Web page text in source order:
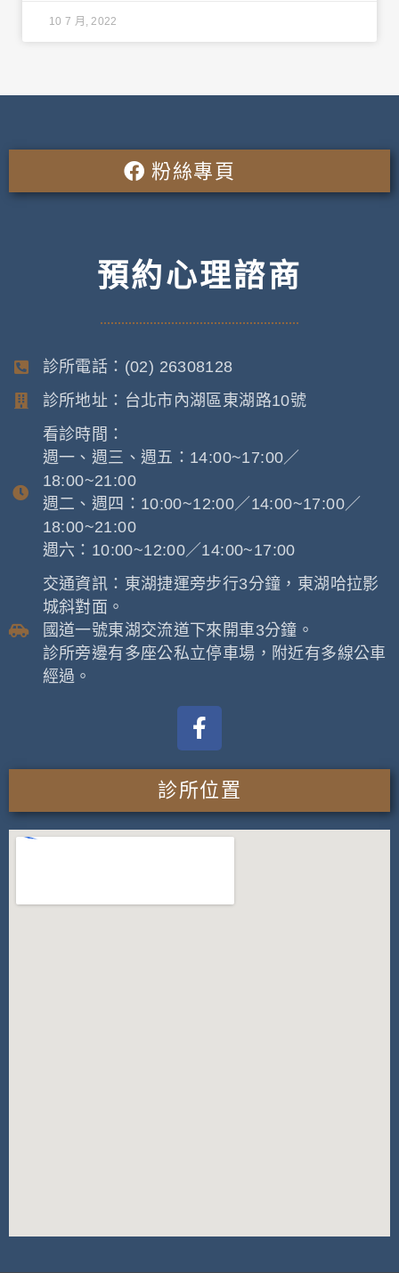
10 7 月, 2022
粉絲專頁
預約心理諮商
診所電話：(02) 26308128
診所地址：台北市內湖區東湖路10號
看診時間：
週一、週三、週五：14:00~17:00／
18:00~21:00
週二、週四：10:00~12:00／14:00~17:00／
18:00~21:00
週六：10:00~12:00／14:00~17:00
交通資訊：東湖捷運旁步行3分鐘，東湖哈拉影
城斜對面。
國道一號東湖交流道下來開車3分鐘。
診所旁邊有多座公私立停車場，附近有多線公車
經過。
診所位置